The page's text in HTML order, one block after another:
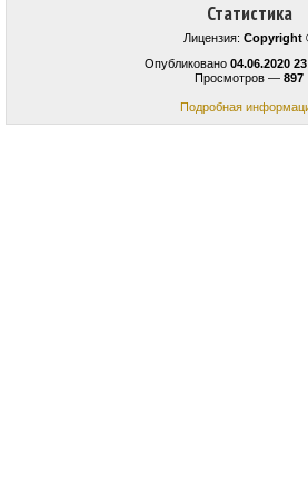
Статистика
Лицензия: Copyright
Опубликовано 04.06.2020
Просмотров — 897
Подробная